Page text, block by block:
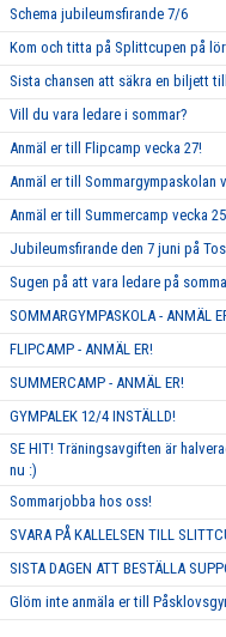
FUNKTIONÄRER
FRITIDSKORTET
Schema jubileumsfirande 7/6
Kom och titta på Splittcupen på
Sista chansen att säkra en biljett
Vill du vara ledare i sommar?
Anmäl er till Flipcamp vecka 27!
Anmäl er till Sommargympaskolan
Anmäl er till Summercamp vecka
Jubileumsfirande den 7 juni på
Sugen på att vara ledare på
SOMMARGYMPASKOLA - ANMÄL
FLIPCAMP - ANMÄL ER!
SUMMERCAMP - ANMÄL ER!
GYMPALEK 12/4 INSTÄLLD!
SE HIT! Träningsavgiften är
nu :)
Sommarjobba hos oss!
SVARA PÅ KALLELSEN TILL
SISTA DAGEN ATT BESTÄLLA
Glöm inte anmäla er till